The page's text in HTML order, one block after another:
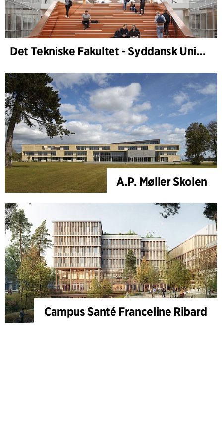
Det Tekniske Fakultet - Syddansk Universitet, Odense
A.P. Møller Skolen
Campus Santé Franceline Ribard